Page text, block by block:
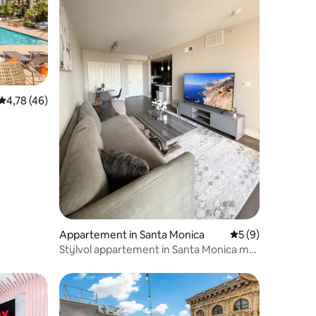
beoordeling van 4,78 op 5, 46 recensies
4,78 (46)
Appartement in Santa Monica Gemiddelde
5 (9)
Stijlvol appartement in Santa Monica met